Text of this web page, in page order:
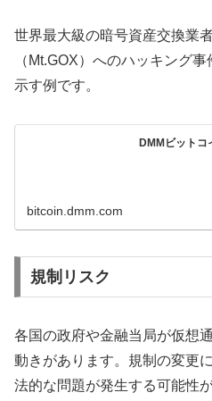
世界最大級の暗号資産交換業
（Mt.GOX）へのハッキング
示す例です。
DMMビットコ
bitcoin.dmm.com
規制リスク
各国の政府や金融当局が仮想
動きがあります。規制の変更
法的な問題が発生する可能性